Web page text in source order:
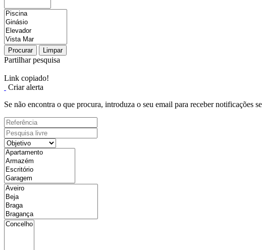
Procurar Limpar
Partilhar pesquisa
Link copiado!
Criar alerta
Se não encontra o que procura, introduza o seu email para receber notificações